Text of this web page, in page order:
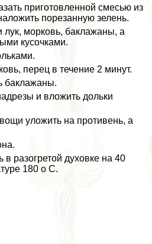
приготовленной смесью из
порезанную зелень.
лук, морковь, баклажаны, а
кусочками.
перец в течение 2 минут.
баклажаны.
и вложить дольки
уложить на противень, а
в разогретой духовке на 40
180 о С.